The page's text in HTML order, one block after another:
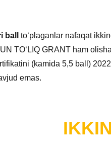
ball toʻplaganlar nafaqat
TOʻLIQ GRANT ham
(kamida 5,5 ball)
emas.